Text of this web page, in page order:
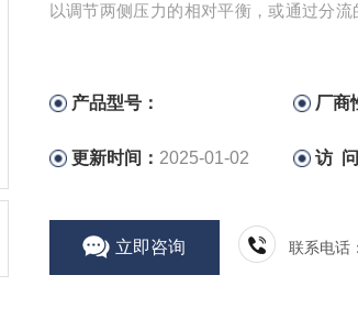
以调节两侧压力的相对平衡，或通过分
产品型号： 厂商
更新时间： 2025-01-02 访
立即咨询 联系电话